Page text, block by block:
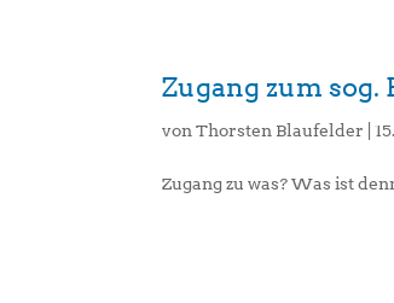
Zugang zum
vonThorsten Blaufelder |
Zugang zu was? Was ist